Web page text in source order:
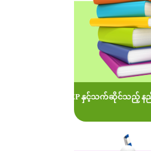
MOEP နှင့်သက်ဆိုင်သည့် နည်